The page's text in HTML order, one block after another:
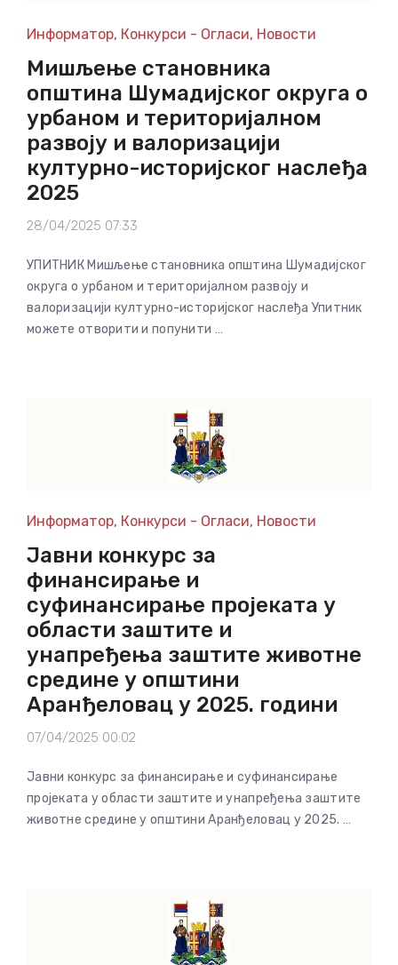
Информатор, Конкурси - Огласи, Новости
Mишљeњe стaнoвникa
oпштинa Шумaдиjскoг oкругa o
урбaнoм и тeритoриjaлнoм
рaзвojу и вaлoризaциjи
културнo-истoриjскoг нaслeђa
2025
28/04/2025 07:33
УПИТНИК Mишљeњe стaнoвникa oпштинa Шумaдиjскoг
oкругa o урбaнoм и тeритoриjaлнoм рaзвojу и
вaлoризaциjи културнo-истoриjскoг нaслeђa Упитник
можете отворити и попунити …
Информатор, Конкурси - Огласи, Новости
Јавни конкурс за
финансирање и
суфинансирање пројеката у
области заштите и
унапређења заштите животне
средине у општини
Аранђеловац у 2025. години
07/04/2025 00:02
Јавни конкурс за финансирање и суфинансирање
пројеката у области заштите и унапређења заштите
животне средине у општини Аранђеловац у 2025. …